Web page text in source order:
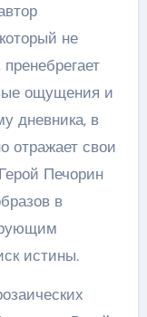
не
ощущения и
дневника, в
отражает свои
Печорин
в
истины.